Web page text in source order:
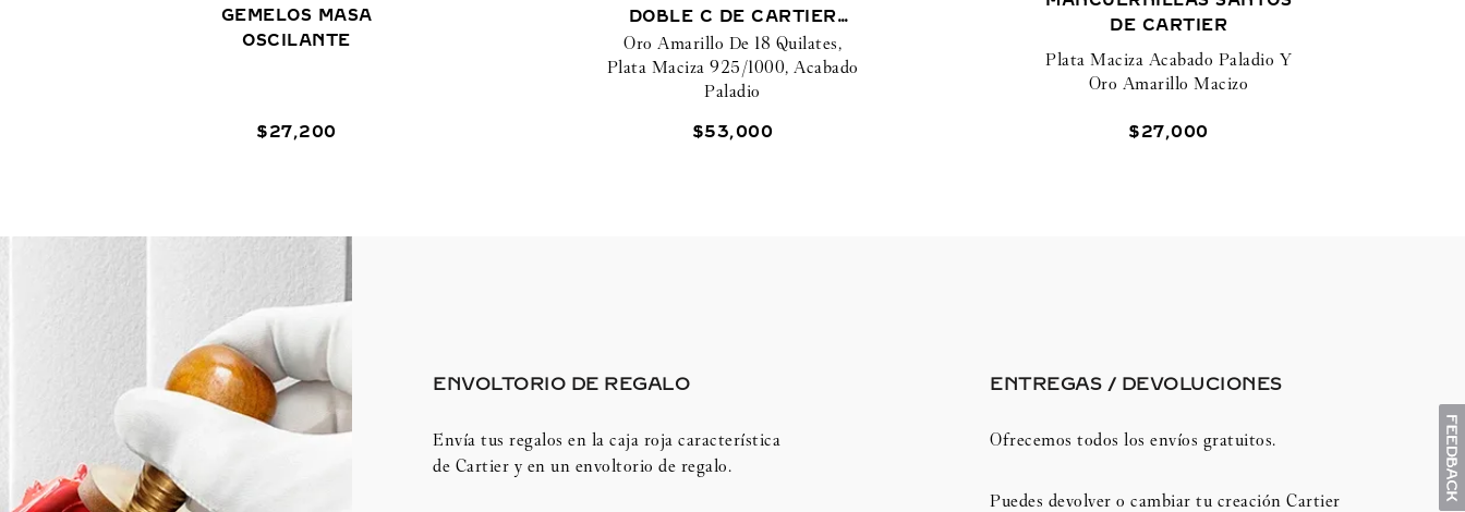
GEMELOS MASA
OSCILANTE
$27,200
DOBLE C DE CARTIER
MOTIVO SOLEIL ORO DE 18
QUILATES Y PLATA
925/1000
Oro Amarillo De 18 Quilates,
Plata Maciza 925/1000, Acabado
Paladio
$53,000
DE CARTIER
Plata Maciza Acabado Paladio Y
Oro Amarillo Macizo
$27,000
ENVOLTORIO DE REGALO
Envía tus regalos en la caja roja característica
de Cartier y en un envoltorio de regalo.
ENTREGAS / DEVOLUCIONES​
Ofrecemos todos los envíos gratuitos.
Puedes devolver o cambiar tu creación Cartier